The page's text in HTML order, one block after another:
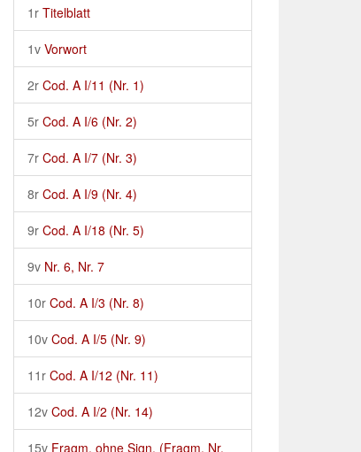
1r Titelblatt
1v Vorwort
2r Cod. A I/11 (Nr. 1)
5r Cod. A I/6 (Nr. 2)
7r Cod. A I/7 (Nr. 3)
8r Cod. A I/9 (Nr. 4)
9r Cod. A I/18 (Nr. 5)
9v Nr. 6, Nr. 7
10r Cod. A I/3 (Nr. 8)
10v Cod. A I/5 (Nr. 9)
11r Cod. A I/12 (Nr. 11)
12v Cod. A I/2 (Nr. 14)
15v Fragm. ohne Sign. (Fragm. Nr.